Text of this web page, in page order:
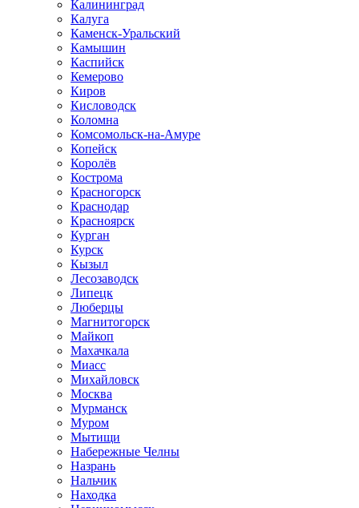
Калининград
Калуга
Каменск-Уральский
Камышин
Каспийск
Кемерово
Киров
Кисловодск
Коломна
Комсомольск-на-Амуре
Копейск
Королёв
Кострома
Красногорск
Краснодар
Красноярск
Курган
Курск
Кызыл
Лесозаводск
Липецк
Люберцы
Магнитогорск
Майкоп
Махачкала
Миасс
Михайловск
Москва
Мурманск
Муром
Мытищи
Набережные Челны
Назрань
Нальчик
Находка